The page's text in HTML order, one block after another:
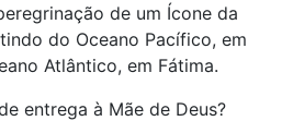
de um Ícone da
do Oceano Pacífico, em
Atlântico, em Fátima.
entrega à Mãe de Deus?